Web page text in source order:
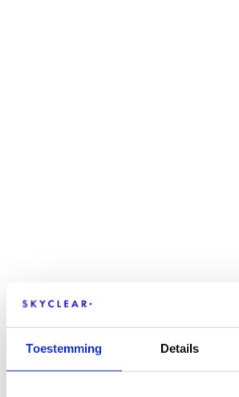
Toestemming Details